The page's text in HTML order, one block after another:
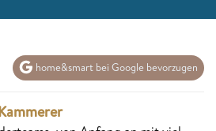
home&smart bei Google bevorzugen